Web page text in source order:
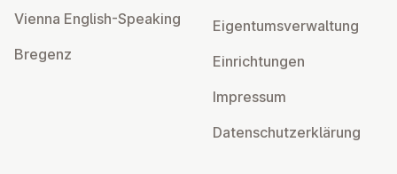
Vienna English-Speaking
Bregenz
Ei­gentums­ver­wal­tung
Ein­rich­tun­gen
Impressum
Datens­chutzerklärung